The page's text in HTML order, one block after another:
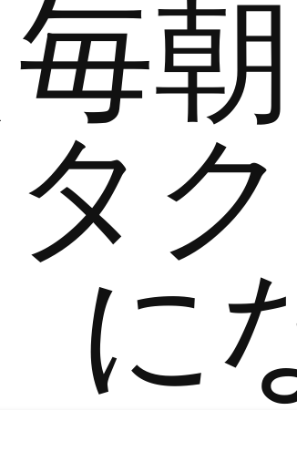
毎
に